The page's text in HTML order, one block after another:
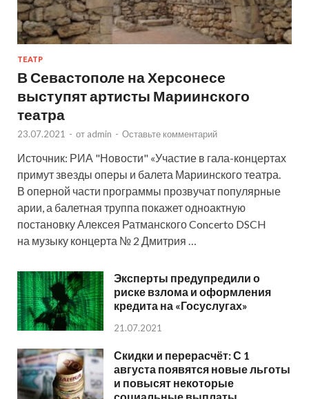
ТЕАТР
В Севастополе на Херсонесе
выступят артисты Мариинского
театра
23.07.2021 - от admin - Оставьте комментарий
Источник: РИА "Новости" «Участие в гала-концертах
примут звезды оперы и балета Мариинского театра.
В оперной части программы прозвучат популярные
арии, а балетная труппа покажет одноактную
постановку Алексея Ратманского Concerto DSCH
на музыку концерта № 2 Дмитрия …
Эксперты предупредили о
риске взлома и оформления
кредита на «Госуслугах»
21.07.2021
Скидки и перерасчёт: С 1
августа появятся новые льготы
и повысят некоторые